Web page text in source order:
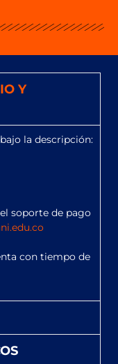
Y
la descripción:
soporte de pago
con tiempo de